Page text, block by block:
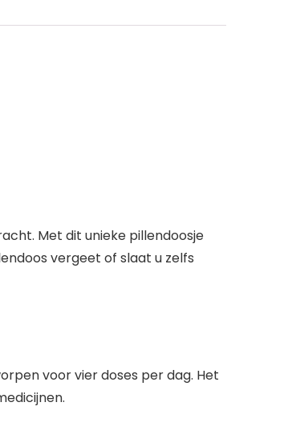
Met dit unieke pillendoosje
vergeet of slaat u zelfs
voor vier doses per dag. Het